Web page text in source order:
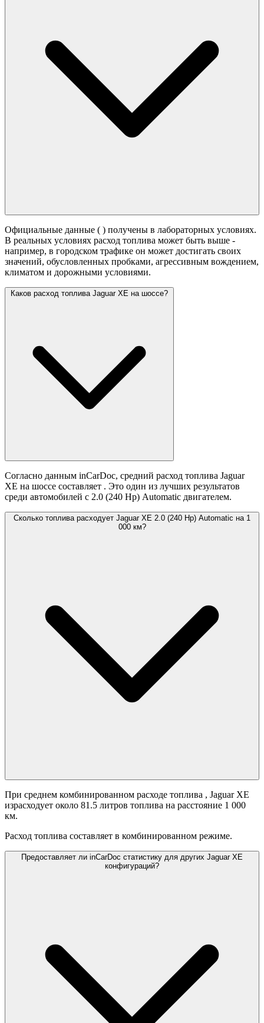
Официальные данные ( ) получены в лабораторных условиях.
В реальных условиях расход топлива может быть выше -
например, в городском трафике он может достигать своих
значений, обусловленных пробками, агрессивным вождением,
климатом и дорожными условиями.
Каков расход топлива Jaguar XE на шоссе?
Согласно данным inCarDoc, средний расход топлива Jaguar
XE на шоссе составляет . Это один из лучших результатов
среди автомобилей с 2.0 (240 Hp) Automatic двигателем.
Сколько топлива расходует Jaguar XE 2.0 (240 Hp) Automatic на 1
000 км?
При среднем комбинированном расходе топлива , Jaguar XE
израсходует около 81.5 литров топлива на расстояние 1 000
км.
Расход топлива составляет в комбинированном режиме.
Предоставляет ли inCarDoc статистику для других Jaguar XE
конфигураций?